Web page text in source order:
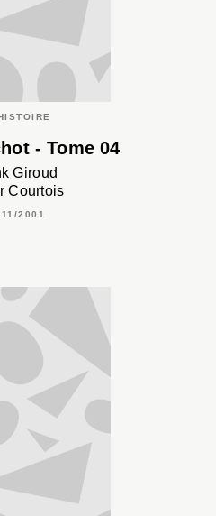
- Tome 04
Giroud
Courtois
2001